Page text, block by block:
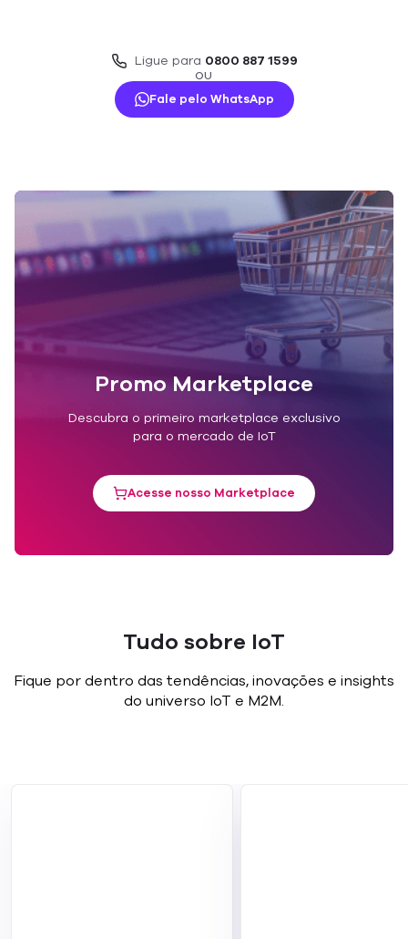
Ligue para 0800 887 1599
OU
Fale pelo WhatsApp
Promo Marketplace
Descubra o primeiro marketplace exclusivo
para o mercado de IoT
Acesse nosso Marketplace
Tudo sobre IoT
Fique por dentro das tendências, inovações e insights
do universo IoT e M2M.